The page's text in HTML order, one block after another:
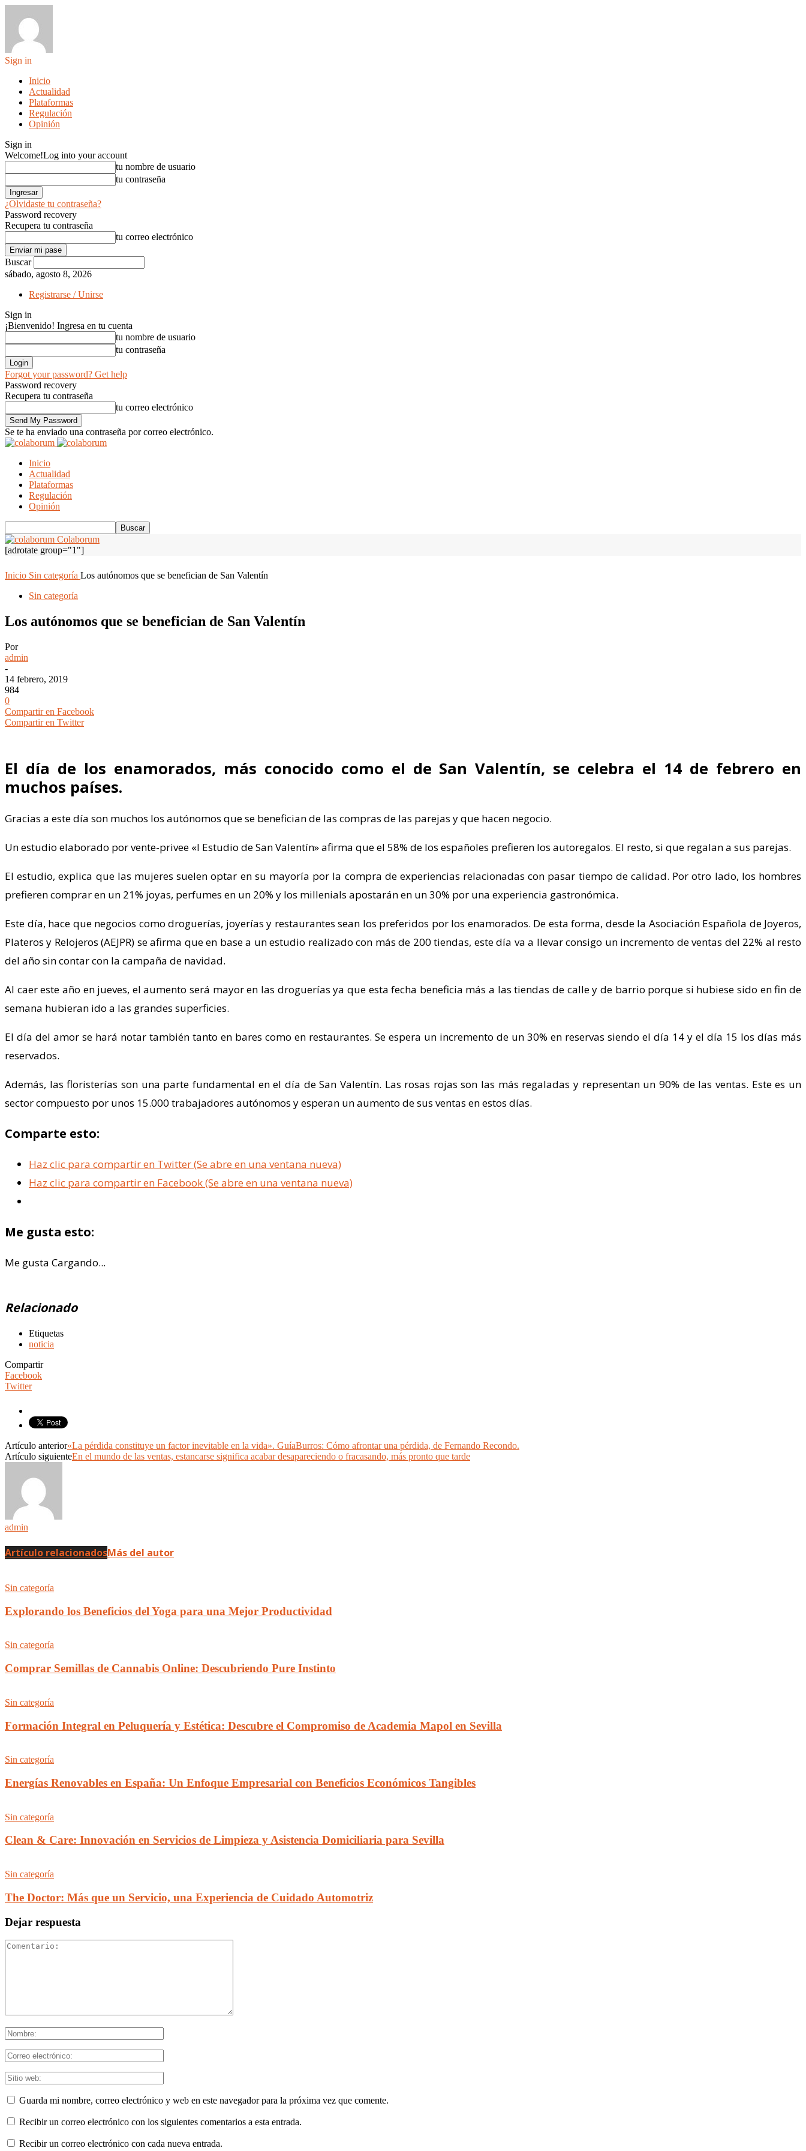
Sign in
Inicio
Actualidad
Plataformas
Regulación
Opinión
Sign in
Welcome!Log into your account
tu nombre de usuario
tu contraseña
¿Olvidaste tu contraseña?
Password recovery
Recupera tu contraseña
tu correo electrónico
Buscar
sábado, agosto 8, 2026
Registrarse / Unirse
Sign in
¡Bienvenido! Ingresa en tu cuenta
tu nombre de usuario
tu contraseña
Forgot your password? Get help
Password recovery
Recupera tu contraseña
tu correo electrónico
Se te ha enviado una contraseña por correo electrónico.
Inicio
Actualidad
Plataformas
Regulación
Opinión
Colaborum
[adrotate group="1"]
Inicio Sin categoría Los autónomos que se benefician de San Valentín
Sin categoría
Los autónomos que se benefician de San Valentín
Por
admin
-
14 febrero, 2019
984
0
Compartir en Facebook
Compartir en Twitter
El día de los enamorados, más conocido como el de San Valentín, se celebra el 14 de febrero en
muchos países.
Gracias a este día son muchos los autónomos que se benefician de las compras de las parejas y que hacen negocio.
Un estudio elaborado por vente-privee «I Estudio de San Valentín» afirma que el 58% de los españoles prefieren los autoregalos. El resto, si que regalan a sus parejas.
El estudio, explica que las mujeres suelen optar en su mayoría por la compra de experiencias relacionadas con pasar tiempo de calidad. Por otro lado, los hombres
prefieren comprar en un 21% joyas, perfumes en un 20% y los millenials apostarán en un 30% por una experiencia gastronómica.
Este día, hace que negocios como droguerías, joyerías y restaurantes sean los preferidos por los enamorados. De esta forma, desde la Asociación Española de Joyeros,
Plateros y Relojeros (AEJPR) se afirma que en base a un estudio realizado con más de 200 tiendas, este día va a llevar consigo un incremento de ventas del 22% al resto
del año sin contar con la campaña de navidad.
Al caer este año en jueves, el aumento será mayor en las droguerías ya que esta fecha beneficia más a las tiendas de calle y de barrio porque si hubiese sido en fin de
semana hubieran ido a las grandes superficies.
El día del amor se hará notar también tanto en bares como en restaurantes. Se espera un incremento de un 30% en reservas siendo el día 14 y el día 15 los días más
reservados.
Además, las floristerías son una parte fundamental en el día de San Valentín. Las rosas rojas son las más regaladas y representan un 90% de las ventas. Este es un
sector compuesto por unos 15.000 trabajadores autónomos y esperan un aumento de sus ventas en estos días.
Comparte esto:
Haz clic para compartir en Twitter (Se abre en una ventana nueva)
Haz clic para compartir en Facebook (Se abre en una ventana nueva)
Me gusta esto:
Me gusta Cargando...
Relacionado
Etiquetas
noticia
Compartir
Facebook
Twitter
Artículo anterior«La pérdida constituye un factor inevitable en la vida». GuíaBurros: Cómo afrontar una pérdida, de Fernando Recondo.
Artículo siguienteEn el mundo de las ventas, estancarse significa acabar desapareciendo o fracasando, más pronto que tarde
admin
Artículo relacionadosMás del autor
Sin categoría
Explorando los Beneficios del Yoga para una Mejor Productividad
Sin categoría
Comprar Semillas de Cannabis Online: Descubriendo Pure Instinto
Sin categoría
Formación Integral en Peluquería y Estética: Descubre el Compromiso de Academia Mapol en Sevilla
Sin categoría
Energías Renovables en España: Un Enfoque Empresarial con Beneficios Económicos Tangibles
Sin categoría
Clean & Care: Innovación en Servicios de Limpieza y Asistencia Domiciliaria para Sevilla
Sin categoría
The Doctor: Más que un Servicio, una Experiencia de Cuidado Automotriz
Dejar respuesta
Guarda mi nombre, correo electrónico y web en este navegador para la próxima vez que comente.
Recibir un correo electrónico con los siguientes comentarios a esta entrada.
Recibir un correo electrónico con cada nueva entrada.